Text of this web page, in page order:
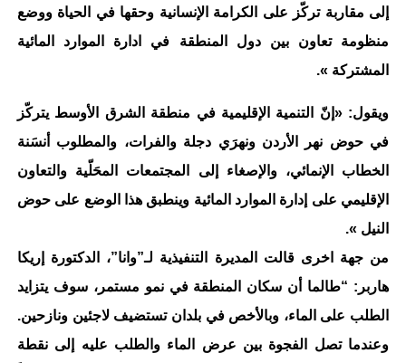
إلى مقاربة تركّز على الكرامة الإنسانية وحقها في الحياة ووضع
منظومة تعاون بين دول المنطقة في ادارة الموارد المائية
المشتركة ».
ويقول: «إنّ التنمية الإقليمية في منطقة الشرق الأوسط يتركّز
في حوض نهر الأردن ونهرَي دجلة والفرات، والمطلوب أنسَنة
الخطاب الإنمائي، والإصغاء إلى المجتمعات المحَلّية والتعاون
الإقليمي على إدارة الموارد المائية وينطبق هذا الوضع على حوض
النيل ».
من جهة اخرى قالت المديرة التنفيذية لـ”وانا”، الدكتورة إريكا
هاربر: “طالما أن سكان المنطقة في نمو مستمر، سوف يتزايد
الطلب على الماء، وبالأخص في بلدان تستضيف لاجئين ونازحين.
وعندما تصل الفجوة بين عرض الماء والطلب عليه إلى نقطة